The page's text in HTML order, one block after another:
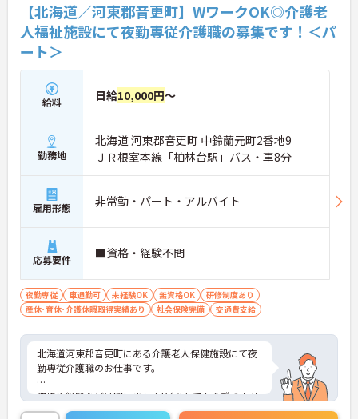
【北海道／河東郡音更町】WワークOK◎介護老
人福祉施設にて夜勤専従介護職の募集です！＜パ
ート＞
給料 日給10,000円～
勤務地
北海道 河東郡音更町 中鈴蘭元町2番地9
ＪＲ根室本線「柏林台駅」バス・車8分
雇用形態 非常勤・パート・アルバイト
応募要件 ■資格・経験不問
夜勤専従 車通勤可 未経験OK 無資格OK
研修制度あり
産休･育休･介護休暇取得実績あり
社会保険完備 交通費支給
北海道河東郡音更町にある介護老人保健施設にて夜
勤専従介護職のお仕事です。
資格や経験などは問いません!どなたでも介護のお仕
事にチャレンジしていただける環境です。